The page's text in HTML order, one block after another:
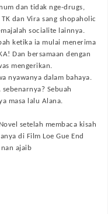
dan tidak nge-drugs,
dan Vira sang shopaholic
socialite lainnya.
ketika ia mulai menerima
Dan bersamaan dengan
mengerikan.
nyawanya dalam bahaya.
Sebuah
masa lalu Alana.
setelah membaca kisah
di Film Loe Gue End
ajaib